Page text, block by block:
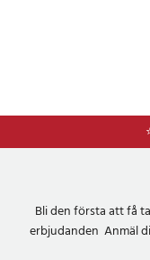
Bli den första att få
erbjudanden Anmäl